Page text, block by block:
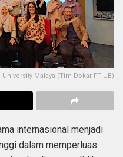
Malaya (Tim Dokar FT UB)
internasional menjadi
dalam memperluas